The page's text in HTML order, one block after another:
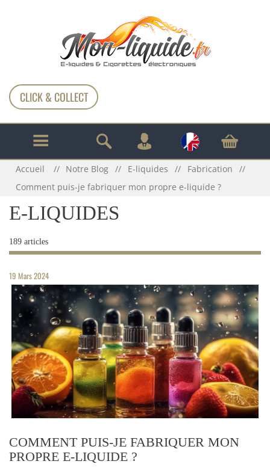
CLICK & COLLECT
Accueil Notre Blog E-liquides
Fabrication
Comment puis-je fabriquer mon propre e-liquide ?
E-LIQUIDES
189 articles
19 Mars2024
COMMENT PUIS-JE FABRIQUER MON
PROPRE E-LIQUIDE ?